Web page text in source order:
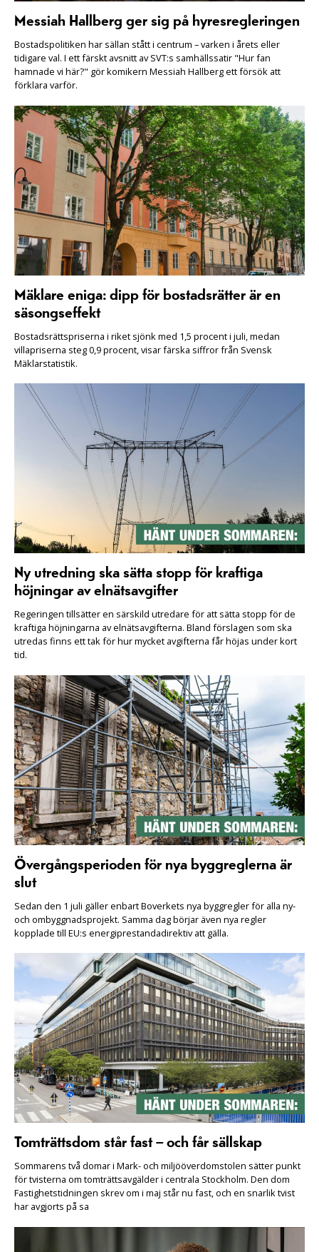
Messiah Hallberg ger sig på hyresregleringen
Bostadspolitiken har sällan stått i centrum – varken i årets eller
tidigare val. I ett färskt avsnitt av SVT:s samhällssatir "Hur fan
hamnade vi här?" gör komikern Messiah Hallberg ett försök att
förklara varför.
Mäklare eniga: dipp för bostadsrätter är en
säsongseffekt
Bostadsrättspriserna i riket sjönk med 1,5 procent i juli, medan
villapriserna steg 0,9 procent, visar färska siffror från Svensk
Mäklarstatistik.
Ny utredning ska sätta stopp för kraftiga
höjningar av elnätsavgifter
Regeringen tillsätter en särskild utredare för att sätta stopp för de
kraftiga höjningarna av elnätsavgifterna. Bland förslagen som ska
utredas finns ett tak för hur mycket avgifterna får höjas under kort
tid.
Övergångsperioden för nya byggreglerna är
slut
Sedan den 1 juli gäller enbart Boverkets nya byggregler för alla ny-
och ombyggnadsprojekt. Samma dag börjar även nya regler
kopplade till EU:s energiprestandadirektiv att gälla.
Tomträttsdom står fast – och får sällskap
Sommarens två domar i Mark- och miljööverdomstolen sätter punkt
för tvisterna om tomträttsavgälder i centrala Stockholm. Den dom
Fastighetstidningen skrev om i maj står nu fast, och en snarlik tvist
har avgjorts på sa